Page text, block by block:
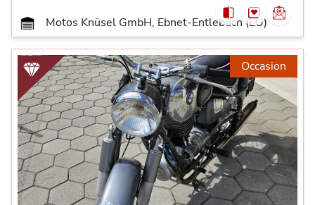
Motos Knüsel GmbH, Ebnet-Entlebuch (LU)
Occasion